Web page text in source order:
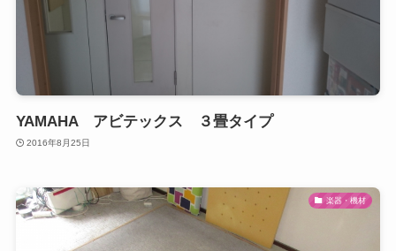
YAMAHA アビテックス ３畳タイプ
2016年8月25日
楽器・機材